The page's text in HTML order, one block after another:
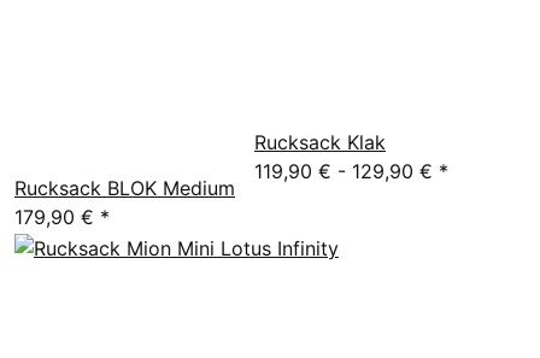
Rucksack BLOK Medium
179,90 € *
Rucksack Klak
119,90 € - 129,90 € *